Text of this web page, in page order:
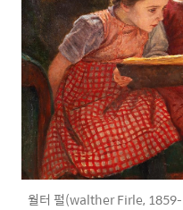
월터 펄(walther Firle,